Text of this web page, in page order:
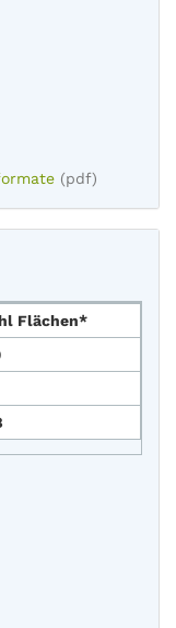
(pdf)
Flächen*